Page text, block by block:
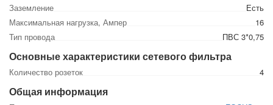
Заземление
Есть
Максимальная нагрузка, Ампер
16
Тип провода
ПВС 3*0,75
Основные характеристики сетевого фильтра
Количество розеток 4
Общая информация